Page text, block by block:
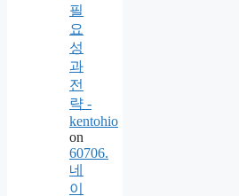
필
요
성
과
전
략 -
kentohio
on
60706.
네
이